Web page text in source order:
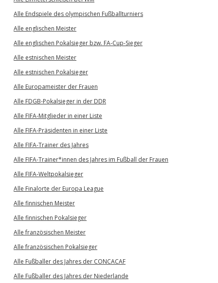
Alle Endspiele des olympischen Fußballturniers
Alle englischen Meister
Alle englischen Pokalsieger bzw. FA-Cup-Sieger
Alle estnischen Meister
Alle estnischen Pokalsieger
Alle Europameister der Frauen
Alle FDGB-Pokalsieger in der DDR
Alle FIFA-Mitglieder in einer Liste
Alle FIFA-Präsidenten in einer Liste
Alle FIFA-Trainer des Jahres
Alle FIFA-Trainer*innen des Jahres im Fußball der Frauen
Alle FIFA-Weltpokalsieger
Alle Finalorte der Europa League
Alle finnischen Meister
Alle finnischen Pokalsieger
Alle französischen Meister
Alle französischen Pokalsieger
Alle Fußballer des Jahres der CONCACAF
Alle Fußballer des Jahres der Niederlande